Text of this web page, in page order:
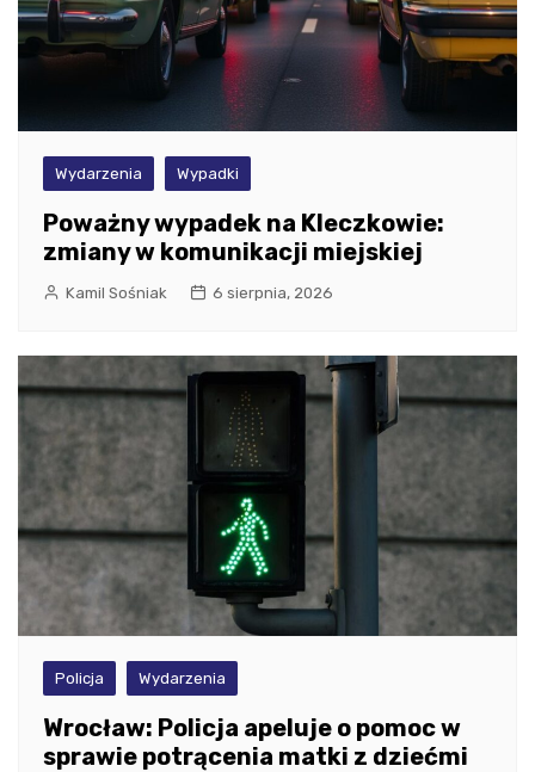
Wydarzenia Wypadki
Poważny wypadek na Kleczkowie:
zmiany w komunikacji miejskiej
Kamil Sośniak 6 sierpnia, 2026
Policja Wydarzenia
Wrocław: Policja apeluje o pomoc w
sprawie potrącenia matki z dziećmi